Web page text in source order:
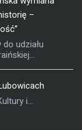
–
udziału
i...